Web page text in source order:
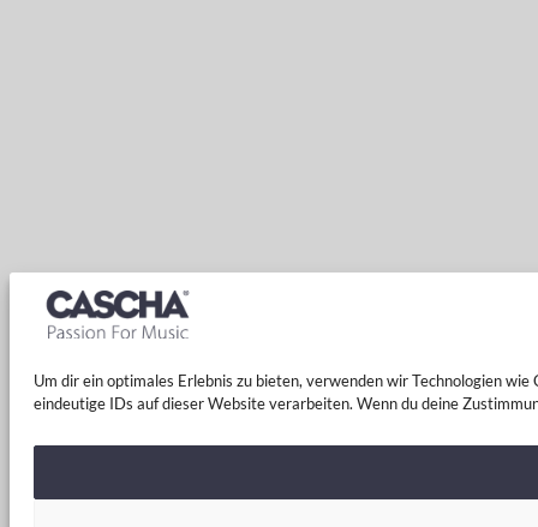
Um dir ein optimales Erlebnis zu bieten, verwenden wir Technologien
eindeutige IDs auf dieser Website verarbeiten. Wenn du deine